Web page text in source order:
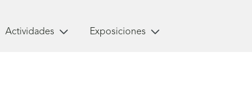
Actividades Exposiciones